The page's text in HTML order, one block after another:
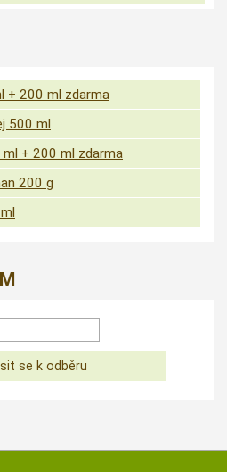
+ 200 ml zdarma
500 ml
+ 200 ml zdarma
200 g